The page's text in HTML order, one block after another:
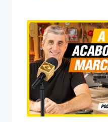
TODO
INICIANTE
NA
MARCENARIA
COMETE
(E
COMO
EVITAR
CADA
UM
DELES)